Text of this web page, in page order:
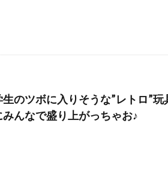
生のツボに入りそうな”レトロ”
みんなで盛り上がっちゃお♪